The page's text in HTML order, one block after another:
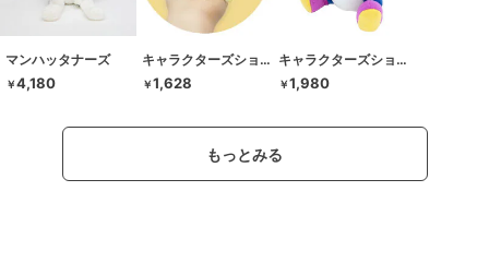
マンハッタナーズ
￥4,180
キャラクターズショップ ラフラフ
￥1,628
キャラクターズショップ ラフラフ
￥1,980
もっとみる